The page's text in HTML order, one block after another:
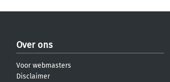
Over ons
Voor webmasters
Disclaimer